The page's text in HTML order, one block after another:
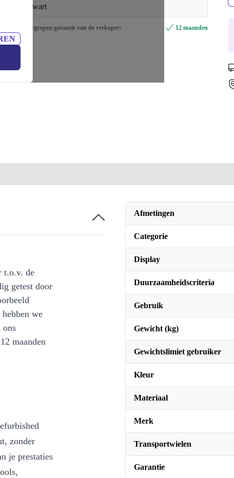
zwart
Inbegrepen garantie van de verkoper: 12 maanden
Afmetingen
Categorie
Display
Duurzaamheidscriteria
Gebruik
Gewicht (kg)
Gewichtslimiet gebruiker
Kleur
Materiaal
Merk
Transportwielen
Garantie
t.o.v. de
getest door
we
ons
maanden
zonder
je prestaties